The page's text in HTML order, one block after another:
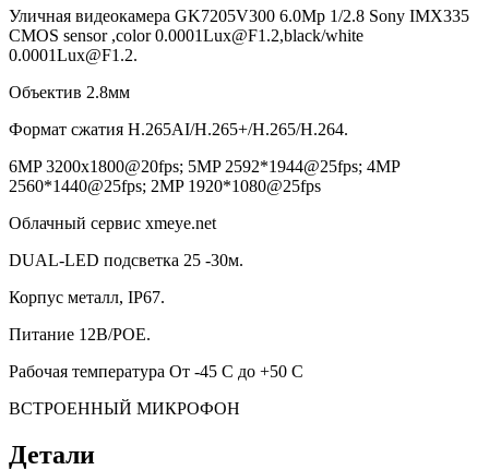
Уличная видеокамера GK7205V300 6.0Mp 1/2.8 Sony IMX335
CMOS sensor ,color 0.0001Lux@F1.2,black/white
0.0001Lux@F1.2.
Объектив 2.8мм
Формат сжатия H.265AI/H.265+/H.265/H.264.
6MP 3200х1800@20fps; 5MP 2592*1944@25fps; 4MP
2560*1440@25fps; 2MP 1920*1080@25fps
Облачный сервис xmeye.net
DUAL-LED подсветка 25 -30м.
Корпус металл, IP67.
Питание 12В/POE.
Рабочая температура От -45 С до +50 С
ВСТРОЕННЫЙ МИКРОФОН
Детали